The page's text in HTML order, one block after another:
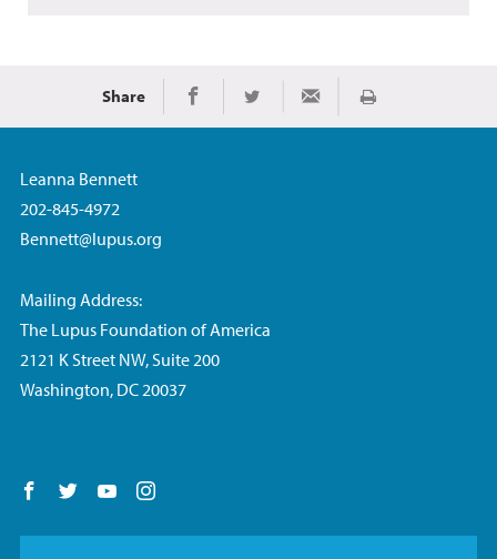
Share Share on Facebook
Share on TwitterShare via EmailImprimir
Leanna Bennett
202-845-4972
Bennett@lupus.org
Mailing Address:
The Lupus Foundation of America
2121 K Street NW, Suite 200
Washington, DC 20037
Follow us on Facebook
Follow us on Twitter
Follow us on YouTube